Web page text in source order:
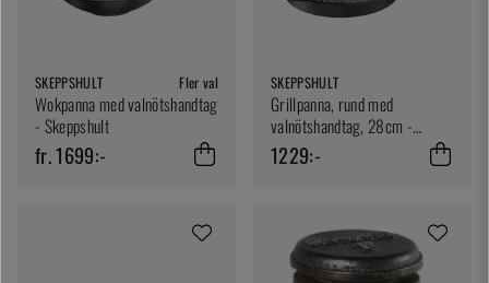
SKEPPSHULT Fler val
Wokpanna med valnötshandtag
- Skeppshult
fr. 1699:-
SKEPPSHULT
Grillpanna, rund med
valnötshandtag, 28cm -
Skeppshult
1229:-